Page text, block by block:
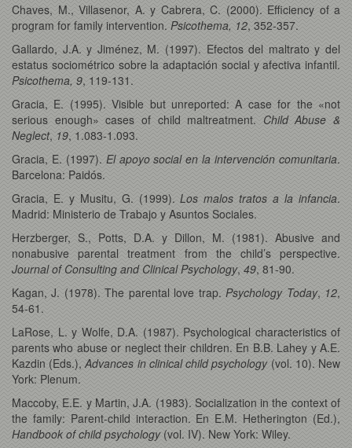
Chaves, M., Villasenor, A. y Cabrera, C. (2000). Efficiency of a
program for family intervention. Psicothema, 12, 352-357.
Gallardo, J.A. y Jiménez, M. (1997). Efectos del maltrato y del
estatus sociométrico sobre la adaptación social y afectiva infantil.
Psicothema, 9, 119-131.
Gracia, E. (1995). Visible but unreported: A case for the «not
serious enough» cases of child maltreatment. Child Abuse &
Neglect, 19, 1.083-1.093.
Gracia, E. (1997). El apoyo social en la intervención comunitaria.
Barcelona: Paidós.
Gracia, E. y Musitu, G. (1999).Los malos tratos a la infancia.
Madrid: Ministerio de Trabajo y Asuntos Sociales.
Herzberger, S., Potts, D.A. y Dillon, M. (1981). Abusive and
nonabusive parental treatment from the child’s perspective.
Journal of Consulting and Clinical Psychology, 49, 81-90.
Kagan, J. (1978). The parental love trap.Psychology Today, 12,
54-61.
LaRose, L. y Wolfe, D.A. (1987). Psychological characteristics of
parents who abuse or neglect their children. En B.B. Lahey y A.E.
Kazdin (Eds.),Advances in clinical child psychology(vol. 10). New
York: Plenum.
Maccoby, E.E. y Martin, J.A. (1983). Socialization in the context of
the family: Parent-child interaction. En E.M. Hetherington (Ed.),
Handbook of child psychology(vol. IV). New York: Wiley.